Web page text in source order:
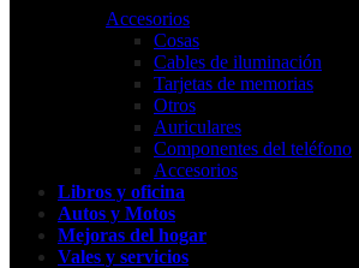
Accesorios
Cosas
Cables de iluminación
Tarjetas de memorias
Otros
Auriculares
Componentes del teléfono
Accesorios
Libros y oficina
Autos y Motos
Mejoras del hogar
Vales y servicios